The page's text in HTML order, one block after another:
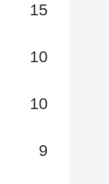
15
10
10
9